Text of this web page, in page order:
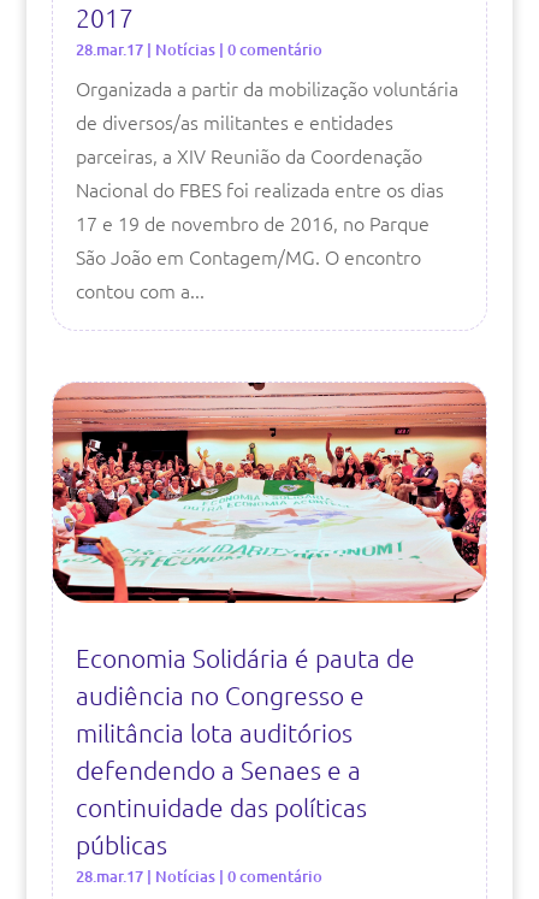
2017
28.mar.17| Notícias| 0 comentário
Organizada a partir da mobilização voluntária
de diversos/as militantes e entidades
parceiras, a XIV Reunião da Coordenação
Nacional do FBES foi realizada entre os dias
17 e 19 de novembro de 2016, no Parque
São João em Contagem/MG. O encontro
contou com a...
Economia Solidária é pauta de
audiência no Congresso e
militância lota auditórios
defendendo a Senaes e a
continuidade das políticas
públicas
28.mar.17| Notícias| 0 comentário